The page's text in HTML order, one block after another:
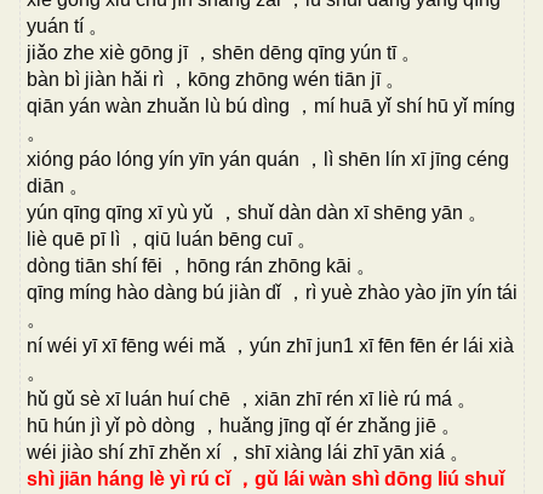
yuán tí 。
jiǎo zhe xiè gōng jī ，shēn dēng qīng yún tī 。
bàn bì jiàn hǎi rì ，kōng zhōng wén tiān jī 。
qiān yán wàn zhuǎn lù bú dìng ，mí huā yǐ shí hū yǐ míng
。
xióng páo lóng yín yīn yán quán ，lì shēn lín xī jīng céng
diān 。
yún qīng qīng xī yù yǔ ，shuǐ dàn dàn xī shēng yān 。
liè quē pī lì ，qiū luán bēng cuī 。
dòng tiān shí fēi ，hōng rán zhōng kāi 。
qīng míng hào dàng bú jiàn dǐ ，rì yuè zhào yào jīn yín tái
。
ní wéi yī xī fēng wéi mǎ ，yún zhī jun1 xī fēn fēn ér lái xià
。
hǔ gǔ sè xī luán huí chē ，xiān zhī rén xī liè rú má 。
hū hún jì yǐ pò dòng ，huǎng jīng qǐ ér zhǎng jiē 。
wéi jiào shí zhī zhěn xí ，shī xiàng lái zhī yān xiá 。
shì jiān háng lè yì rú cǐ ，gǔ lái wàn shì dōng liú shuǐ